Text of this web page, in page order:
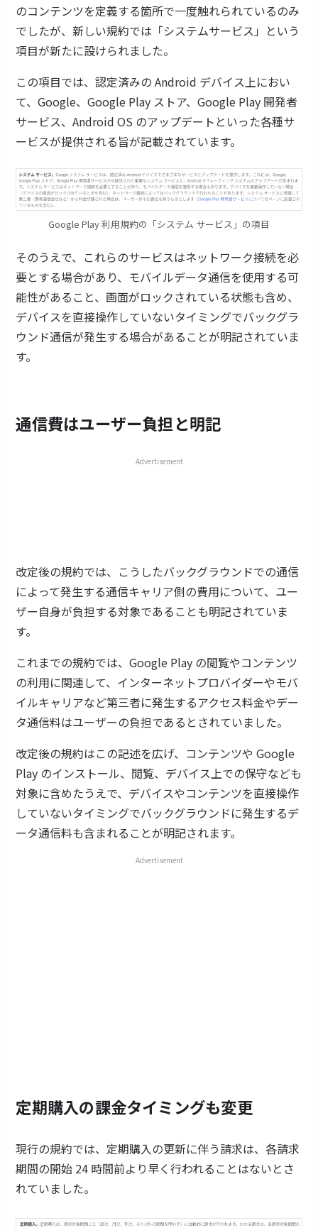
のコンテンツを定義する箇所で一度触れられているのみ
でしたが、新しい規約では「システムサービス」という
項目が新たに設けられました。
この項目では、認定済みの Android デバイス上におい
て、Google、Google Play ストア、Google Play 開発者
サービス、Android OS のアップデートといった各種サ
ービスが提供される旨が記載されています。
Google Play 利用規約の「システム サービス」の項目
そのうえで、これらのサービスはネットワーク接続を必
要とする場合があり、モバイルデータ通信を使用する可
能性があること、画面がロックされている状態も含め、
デバイスを直接操作していないタイミングでバックグラ
ウンド通信が発生する場合があることが明記されていま
す。
通信費はユーザー負担と明記
Advertisement
改定後の規約では、こうしたバックグラウンドでの通信
によって発生する通信キャリア側の費用について、ユー
ザー自身が負担する対象であることも明記されていま
す。
これまでの規約では、Google Play の閲覧やコンテンツ
の利用に関連して、インターネットプロバイダーやモバ
イルキャリアなど第三者に発生するアクセス料金やデー
タ通信料はユーザーの負担であるとされていました。
改定後の規約はこの記述を広げ、コンテンツや Google
Play のインストール、閲覧、デバイス上での保守なども
対象に含めたうえで、デバイスやコンテンツを直接操作
していないタイミングでバックグラウンドに発生するデ
ータ通信料も含まれることが明記されます。
Advertisement
定期購入の課金タイミングも変更
現行の規約では、定期購入の更新に伴う請求は、各請求
期間の開始 24 時間前より早く行われることはないとさ
れていました。